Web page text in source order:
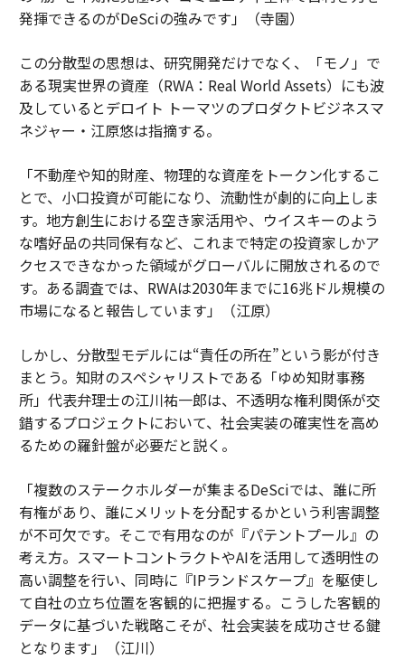
発揮できるのがDeSciの強みです」（寺園）
この分散型の思想は、研究開発だけでなく、「モノ」で
ある現実世界の資産（RWA：Real World Assets）にも波
及しているとデロイト トーマツのプロダクトビジネスマ
ネジャー・江原悠は指摘する。
「不動産や知的財産、物理的な資産をトークン化するこ
とで、小口投資が可能になり、流動性が劇的に向上しま
す。地方創生における空き家活用や、ウイスキーのよう
な嗜好品の共同保有など、これまで特定の投資家しかア
クセスできなかった領域がグローバルに開放されるので
す。ある調査では、RWAは2030年までに16兆ドル規模の
市場になると報告しています」（江原）
しかし、分散型モデルには“責任の所在”という影が付き
まとう。知財のスペシャリストである「ゆめ知財事務
所」代表弁理士の江川祐一郎は、不透明な権利関係が交
錯するプロジェクトにおいて、社会実装の確実性を高め
るための羅針盤が必要だと説く。
「複数のステークホルダーが集まるDeSciでは、誰に所
有権があり、誰にメリットを分配するかという利害調整
が不可欠です。そこで有用なのが『パテントプール』の
考え方。スマートコントラクトやAIを活用して透明性の
高い調整を行い、同時に『IPランドスケープ』を駆使し
て自社の立ち位置を客観的に把握する。こうした客観的
データに基づいた戦略こそが、社会実装を成功させる鍵
となります」（江川）